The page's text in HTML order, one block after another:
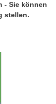
- Sie können
stellen.